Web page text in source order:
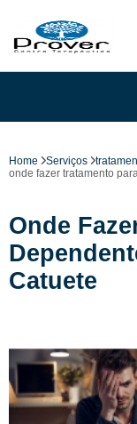
Home Serviços
onde fazer tratamento
Onde
Catuete